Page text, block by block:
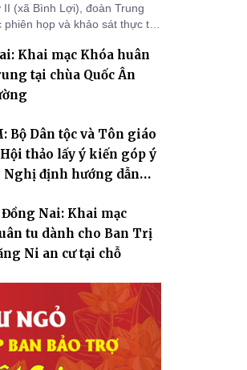
II (xã Bình Lợi), đoàn Trung
họp và khảo sát thực tế
nhiệm kỳ 2026-2031.
Khai mạc Khóa huân
tại chùa Quốc Ân
Bộ Dân tộc và Tôn giáo
thảo lấy ý kiến góp ý
Nghị định hướng dẫn
Đồng Nai: Khai mạc
tu dành cho Ban Trị
Ni an cư tại chỗ